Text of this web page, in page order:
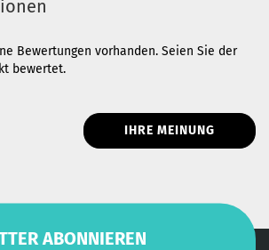
Bewertungen vorhanden. Seien Sie der
bewertet.
IHRE MEINUNG
ABONNIEREN